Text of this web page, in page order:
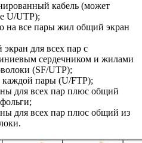
кабель (может
U/UTP);
на все пары жил общий экран
для всех пар с
сердечником и жилами
(SF/UTP);
каждой пары (U/FTP);
для всех пар плюс общий
для всех пар плюс общий из